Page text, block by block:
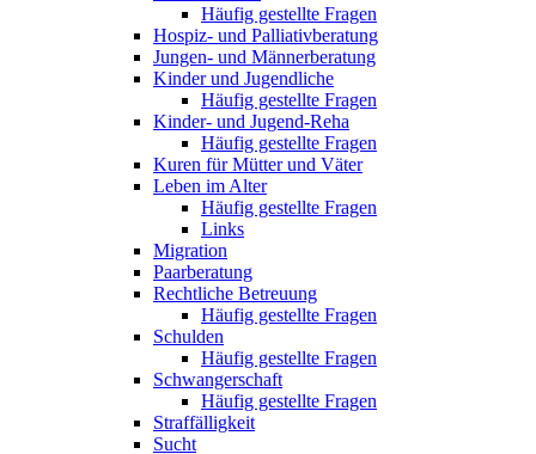
Häufig gestellte Fragen
Hospiz- und Palliativberatung
Jungen- und Männerberatung
Kinder und Jugendliche
Häufig gestellte Fragen
Kinder- und Jugend-Reha
Häufig gestellte Fragen
Kuren für Mütter und Väter
Leben im Alter
Häufig gestellte Fragen
Links
Migration
Paarberatung
Rechtliche Betreuung
Häufig gestellte Fragen
Schulden
Häufig gestellte Fragen
Schwangerschaft
Häufig gestellte Fragen
Straffälligkeit
Sucht